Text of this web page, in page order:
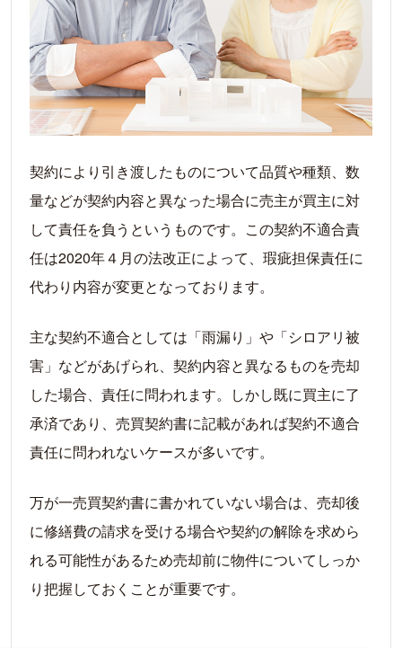
トラブルを未然に防ぐには？
告知書（物件状況確認書）
ホームインスペクション
瑕疵保険
まとめ
不動産会社選びが重要
契約により引き渡したものについて品質や種類、数
量などが契約内容と異なった場合に売主が買主に対
して責任を負うというものです。この契約不適合責
任は2020年４月の法改正によって、瑕疵担保責任に
代わり内容が変更となっております。
主な契約不適合としては「雨漏り」や「シロアリ被
害」などがあげられ、契約内容と異なるものを売却
した場合、責任に問われます。しかし既に買主に了
承済であり、売買契約書に記載があれば契約不適合
責任に問われないケースが多いです。
万が一売買契約書に書かれていない場合は、売却後
に修繕費の請求を受ける場合や契約の解除を求めら
れる可能性があるため売却前に物件についてしっか
り把握しておくことが重要です。